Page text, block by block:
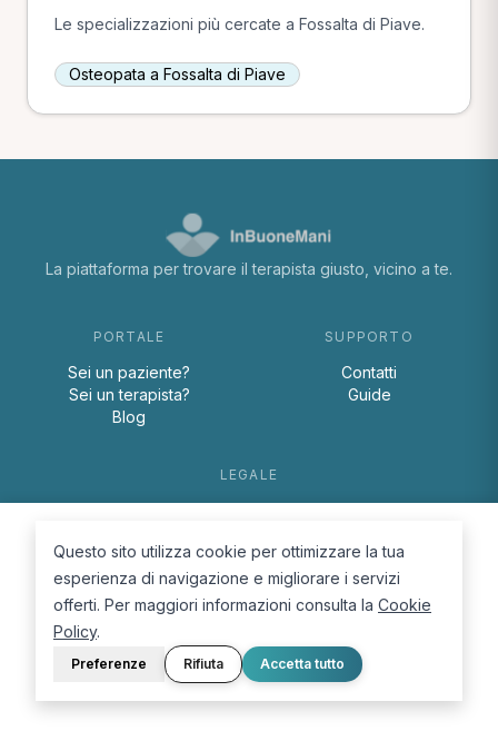
Le specializzazioni più cercate a Fossalta di Piave.
Osteopata a Fossalta di Piave
La piattaforma per trovare il terapista giusto, vicino a te.
PORTALE
Sei un paziente?
Sei un terapista?
Blog
SUPPORTO
Contatti
Guide
LEGALE
Cookie Policy
© 2026 D.Lab S.r.l. — InBuoneMani
Questo sito utilizza cookie per ottimizzare la tua
esperienza di navigazione e migliorare i servizi
offerti. Per maggiori informazioni consulta la Cookie
Policy.
Preferenze Rifiuta Accetta tutto